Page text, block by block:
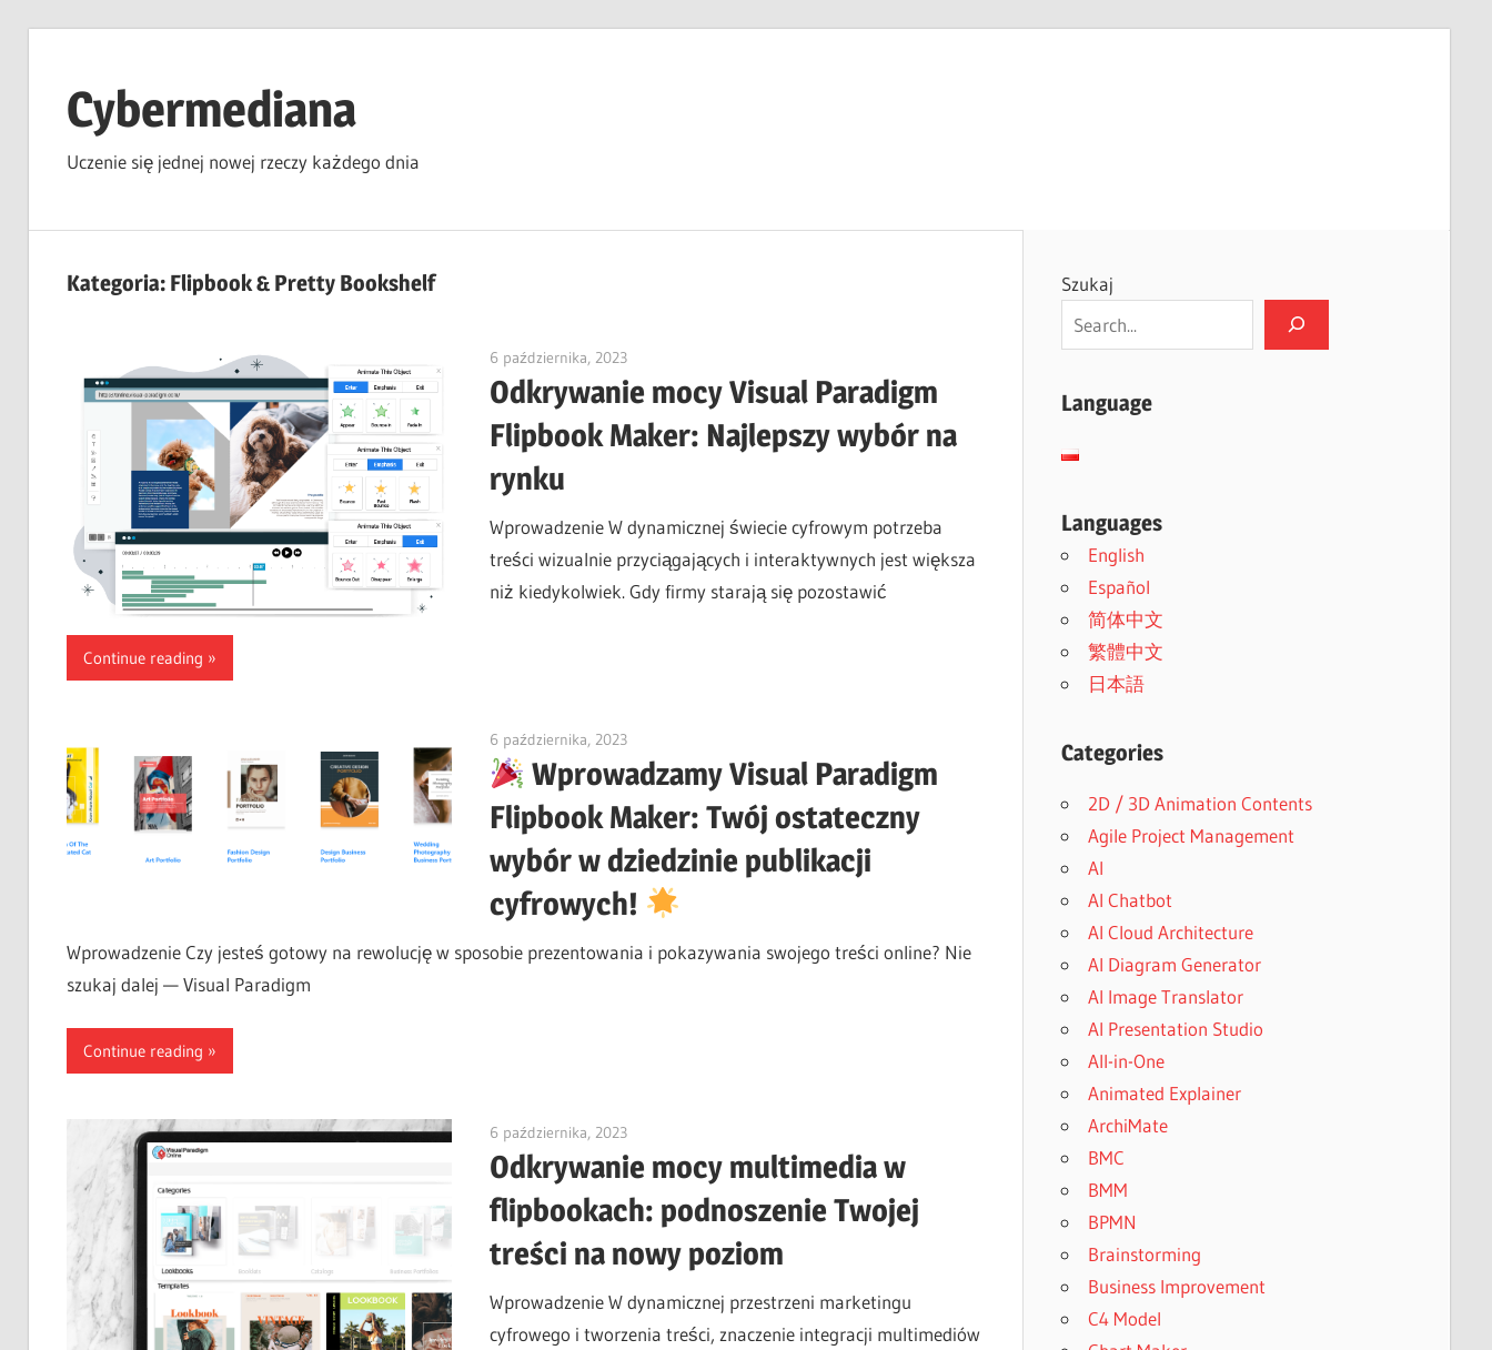
contentCybermediana
Uczenie się jednej nowej rzeczy każdego dnia
Kategoria: Flipbook & Pretty Bookshelf
6 października, 2023
Odkrywanie mocy Visual Paradigm
Flipbook Maker: Najlepszy wybór na
rynku
Wprowadzenie W dynamicznej świecie cyfrowym potrzeba
treści wizualnie przyciągających i interaktywnych jest większa
niż kiedykolwiek. Gdy firmy starają się pozostawić
Continue reading
6 października, 2023
Wprowadzamy Visual Paradigm
Flipbook Maker: Twój ostateczny
wybór w dziedzinie publikacji
cyfrowych!
Wprowadzenie Czy jesteś gotowy na rewolucję w sposobie prezentowania i pokazywania swojego treści online? Nie
szukaj dalej — Visual Paradigm
Continue reading
6 października, 2023
Odkrywanie mocy multimedia w
flipbookach: podnoszenie Twojej
treści na nowy poziom
Wprowadzenie W dynamicznej przestrzeni marketingu
cyfrowego i tworzenia treści, znaczenie integracji multimediów
Szukaj
Language
Languages
English
Español
简体中文
繁體中文
日本語
Categories
2D / 3D Animation Contents
Agile Project Management
AI
AI Chatbot
AI Cloud Architecture
AI Diagram Generator
AI Image Translator
AI Presentation Studio
All-in-One
Animated Explainer
ArchiMate
BMC
BMM
BPMN
Brainstorming
Business Improvement
C4 Model